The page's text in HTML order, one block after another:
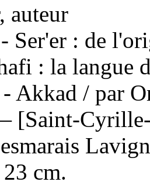
auteur
Ser'er : de
: la langue
Akkad / par
[Saint-Cyrille-
cm.